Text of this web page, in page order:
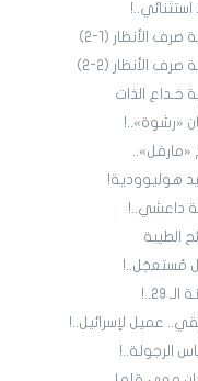
استثنائي..!
صرف الأنظار (1-2)
صرف الأنظار (2-2)
خـداع الذات
«رشوة»..!
«مارفل»..
هوليوودية!
داعشي..!
الطيبة
مُستعجَل..!
الـ 29..!
عميل لإسرائيل..!
الرجولة..!